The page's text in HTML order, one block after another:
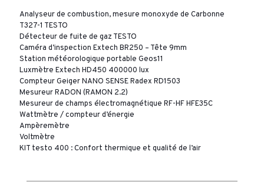
Analyseur de combustion, mesure monoxyde de Carbonne
T327-1 TESTO
Détecteur de fuite de gaz TESTO
Caméra d’inspection Extech BR250 – Tête 9mm
Station météorologique portable Geos11
Luxmètre Extech HD450 400000 lux
Compteur Geiger NANO SENSE Radex RD1503
Mesureur RADON (RAMON 2.2)
Mesureur de champs électromagnétique RF-HF HFE35C
Wattmètre / compteur d’énergie
Ampèremètre
Voltmètre
KIT testo 400 : Confort thermique et qualité de l’air